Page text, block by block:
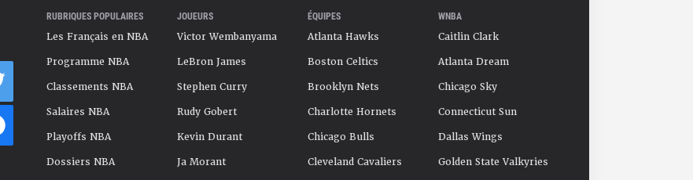
RUBRIQUES POPULAIRES
Les Français en NBA
Programme NBA
Classements NBA
Salaires NBA
Playoffs NBA
Dossiers NBA
JOUEURS
Victor Wembanyama
LeBron James
Stephen Curry
Rudy Gobert
Kevin Durant
Ja Morant
ÉQUIPES
Atlanta Hawks
Boston Celtics
Brooklyn Nets
Charlotte Hornets
Chicago Bulls
Cleveland Cavaliers
WNBA
Caitlin Clark
Atlanta Dream
Chicago Sky
Connecticut Sun
Dallas Wings
Golden State Valkyries